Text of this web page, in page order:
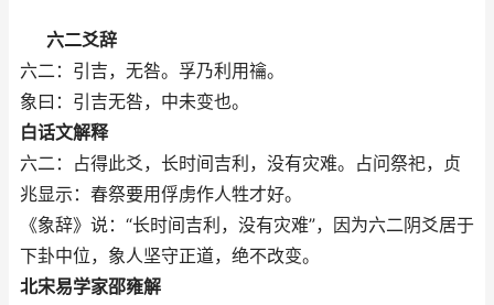
六二爻辞
六二：引吉，无咎。孚乃利用禴。
象曰：引吉无咎，中未变也。
白话文解释
六二：占得此爻，长时间吉利，没有灾难。占问祭祀，贞
兆显示：春祭要用俘虏作人牲才好。
《象辞》说：“长时间吉利，没有灾难”，因为六二阴爻居于
下卦中位，象人坚守正道，绝不改变。
北宋易学家邵雍解